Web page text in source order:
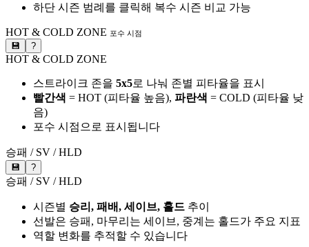
하단 시즌 범례를 클릭해 복수 시즌 비교 가능
HOT & COLD ZONE 포수 시점
💾 ?
HOT & COLD ZONE
스트라이크 존을 5x5로 나눠 존별 피타율을 표시
빨간색 = HOT (피타율 높음), 파란색 = COLD (피타율 낮
음)
포수 시점으로 표시됩니다
승패 / SV / HLD
💾 ?
승패 / SV / HLD
시즌별 승리, 패배, 세이브, 홀드 추이
선발은 승패, 마무리는 세이브, 중계는 홀드가 주요 지표
역할 변화를 추적할 수 있습니다